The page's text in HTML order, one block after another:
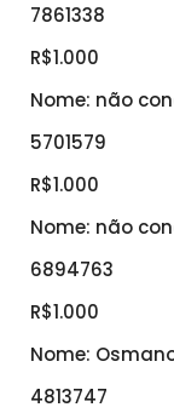
7861338
R$1.000
Nome: não
5701579
R$1.000
Nome: não
6894763
R$1.000
Nome:
4813747